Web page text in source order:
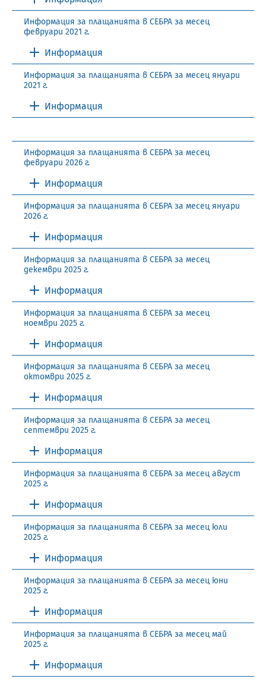
Информация за плащанията в СЕБРА за месец
февруари 2021 г.
Информация
Информация за плащанията в СЕБРА за месец януари
2021 г.
Информация
Информация за плащанията в СЕБРА за месец
февруари 2026 г.
Информация
Информация за плащанията в СЕБРА за месец януари
2026 г.
Информация
Информация за плащанията в СЕБРА за месец
декември 2025 г.
Информация
Информация за плащанията в СЕБРА за месец
ноември 2025 г.
Информация
Информация за плащанията в СЕБРА за месец
октомври 2025 г.
Информация
Информация за плащанията в СЕБРА за месец
септември 2025 г.
Информация
Информация за плащанията в СЕБРА за месец август
2025 г.
Информация
Информация за плащанията в СЕБРА за месец юли
2025 г.
Информация
Информация за плащанията в СЕБРА за месец юни
2025 г.
Информация
Информация за плащанията в СЕБРА за месец май
2025 г.
Информация